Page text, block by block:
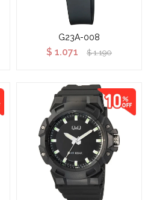
G23A-008
$ 1.071 $ 1.190